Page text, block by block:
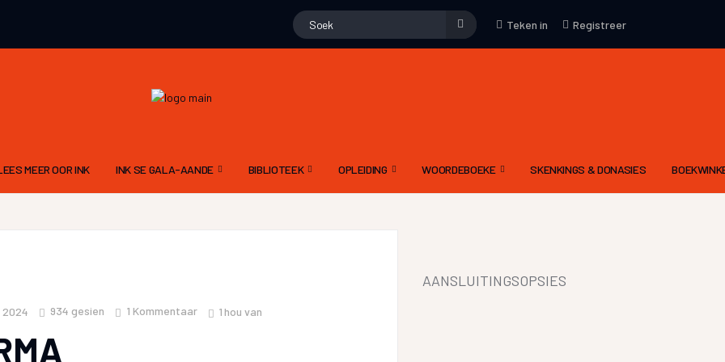
Teken in Registreer
MEER OOR INK INK SE GALA-AANDE BIBLIOTEEK OPLEIDING WOORDEBOEKE SKENKINGS & DONASIES
2024 934 gesien 1 Kommentaar 1 hou van
AANSLUITINGSOPSIES